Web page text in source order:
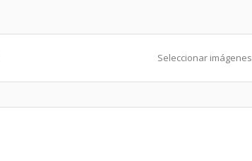
Seleccionar imágenes